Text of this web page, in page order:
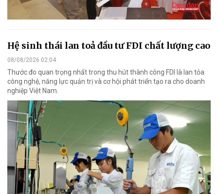
Hệ sinh thái lan toả đầu tư FDI chất lượng cao
08/08/2026 02:04
Thước đo quan trọng nhất trong thu hút thành công FDI là lan tỏa
công nghệ, năng lực quản trị và cơ hội phát triển tạo ra cho doanh
nghiệp Việt Nam.